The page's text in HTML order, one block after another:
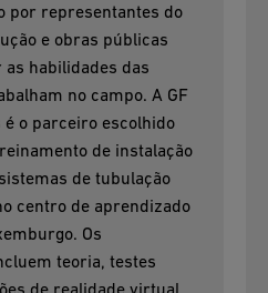
por representantes do
e obras públicas
habilidades das
no campo. A GF
é o parceiro escolhido
de instalação
de tubulação
centro de aprendizado
Os
teoria, testes
de realidade virtual